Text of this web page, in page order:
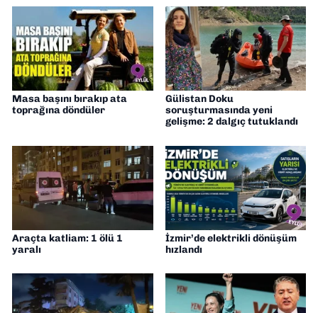
Masa başını bırakıp ata
toprağına döndüler
Gülistan Doku
soruşturmasında yeni
gelişme: 2 dalgıç tutuklandı
Araçta katliam: 1 ölü 1
yaralı
İzmir’de elektrikli dönüşüm
hızlandı